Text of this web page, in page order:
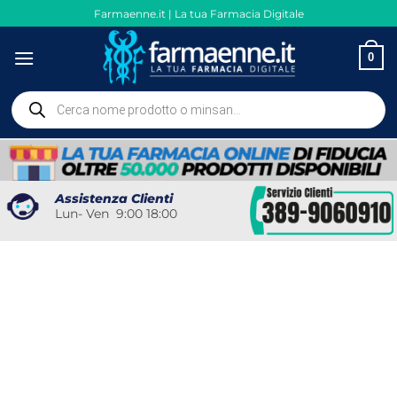
ai
contenuti
Farmaenne.it | La tua Farmacia Digitale
0
Ricerca
prodotti
Assistenza Clienti
Lun- Ven 9:00 18:00